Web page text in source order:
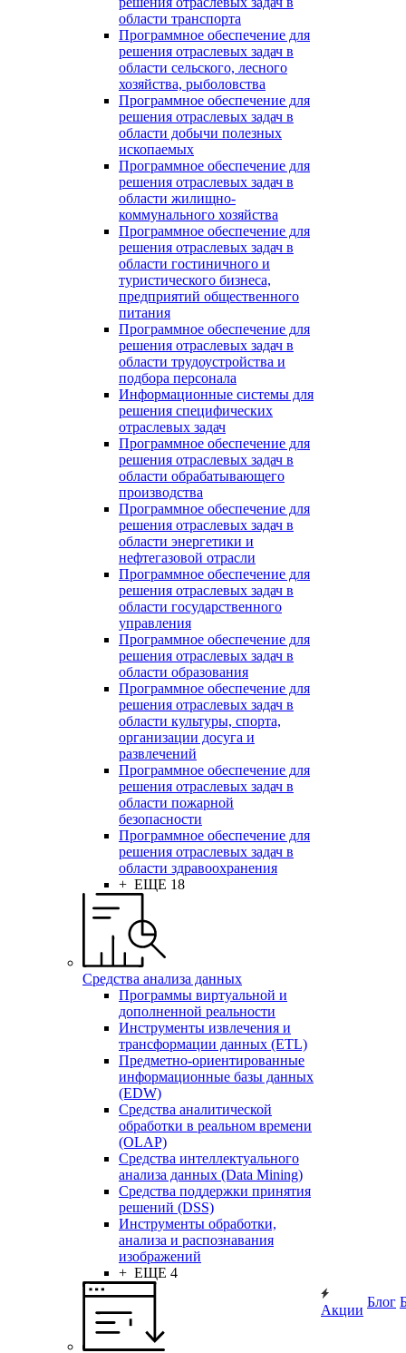
области транспорта
Программное обеспечение для
решения отраслевых задач в
области сельского, лесного
хозяйства, рыболовства
Программное обеспечение для
решения отраслевых задач в
области добычи полезных
ископаемых
Программное обеспечение для
решения отраслевых задач в
области жилищно-
коммунального хозяйства
Программное обеспечение для
решения отраслевых задач в
области гостиничного и
туристического бизнеса,
предприятий общественного
питания
Программное обеспечение для
решения отраслевых задач в
области трудоустройства и
подбора персонала
Информационные системы для
решения специфических
отраслевых задач
Программное обеспечение для
решения отраслевых задач в
области обрабатывающего
производства
Программное обеспечение для
решения отраслевых задач в
области энергетики и
нефтегазовой отрасли
Программное обеспечение для
решения отраслевых задач в
области государственного
управления
Программное обеспечение для
решения отраслевых задач в
области образования
Программное обеспечение для
решения отраслевых задач в
области культуры, спорта,
организации досуга и
развлечений
Программное обеспечение для
решения отраслевых задач в
области пожарной
безопасности
Программное обеспечение для
решения отраслевых задач в
области здравоохранения
+ ЕЩЕ 18
Средства анализа данных
Программы виртуальной и
дополненной реальности
Инструменты извлечения и
трансформации данных (ETL)
Предметно-ориентированные
информационные базы данных
(EDW)
Средства аналитической
обработки в реальном времени
(OLAP)
Средства интеллектуального
анализа данных (Data Mining)
Средства поддержки принятия
решений (DSS)
Инструменты обработки,
анализа и распознавания
изображений
+ ЕЩЕ 4
Акции
Блог